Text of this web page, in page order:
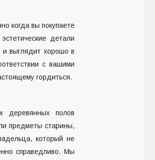
когда вы покупаете
детали
выглядит хорошо в
с вашими
гордиться.
деревянных полов
предметы старины,
который не
справедливо. Мы